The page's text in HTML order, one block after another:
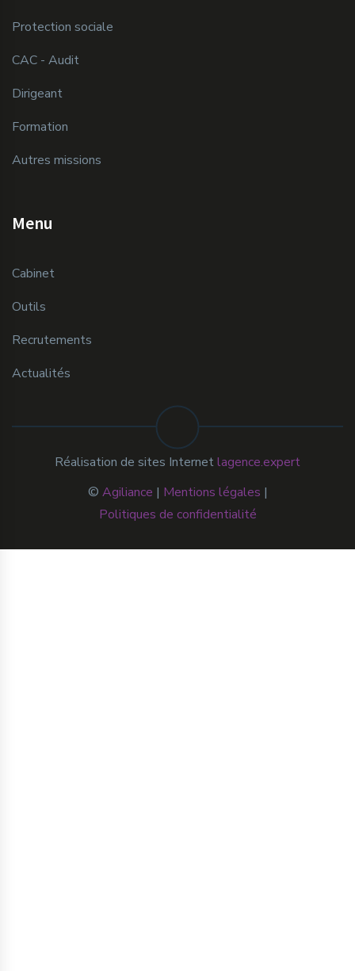
Protection sociale
CAC - Audit
Dirigeant
Formation
Autres missions
Menu
Cabinet
Outils
Recrutements
Actualités
© Agiliance | Mentions légales |
Politiques de confidentialité
Réalisation de sites Internetlagence.expert